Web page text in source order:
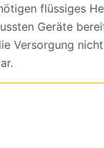
flüssiges
Geräte
Versorgung